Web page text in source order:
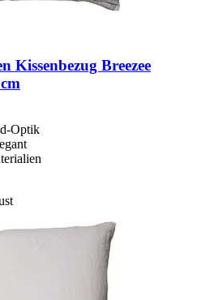
Kissenbezug Breezee
Optik